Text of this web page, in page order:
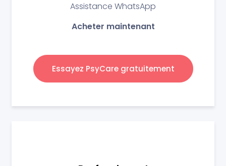
Assistance WhatsApp
Acheter maintenant
Essayez PsyCare gratuitement